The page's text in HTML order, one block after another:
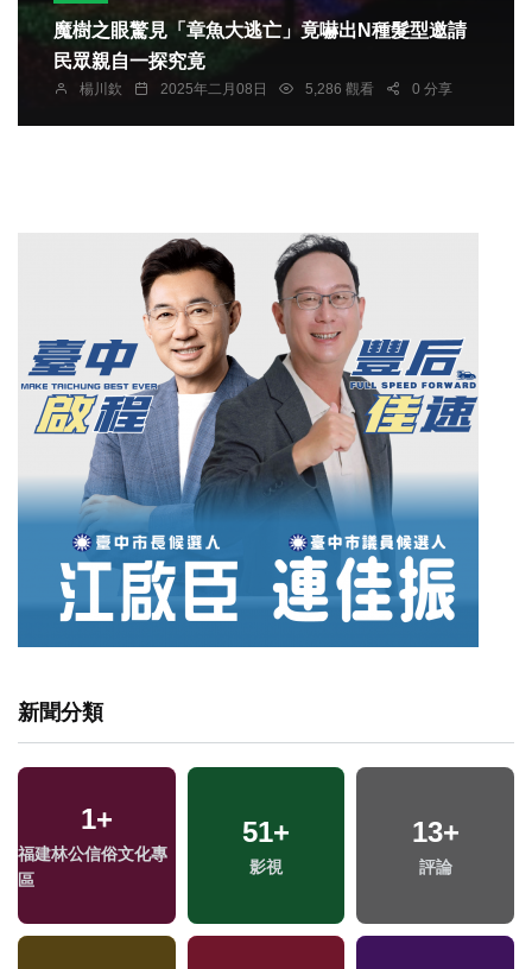
魔樹之眼驚見「章魚大逃亡」竟嚇出N種髮型邀請
民眾親自一探究竟
楊川欽 2025年二月08日 5,286 觀看 0 分享
新聞分類
1+
福建林公信俗文化專
區
51+
影視
13+
評論